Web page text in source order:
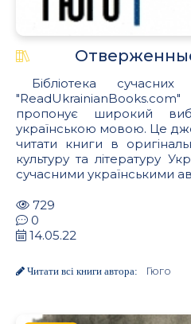
Бібліотека сучасних
пропонує широкий
українською мовою. Це
читати книги в
культуру та літературу
сучасними українськими
729
0
14.05.22
Читати всі книги автора: Гюго